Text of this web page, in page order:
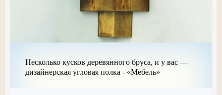
Несколько кусков деревянного бруса, и у вас —
дизайнерская угловая полка - «Мебель»